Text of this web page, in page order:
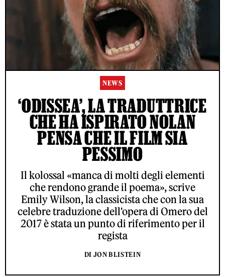
NEWS
‘ODISSEA’, LA TRADUTTRICE
CHE HA ISPIRATO NOLAN
PENSA CHE IL FILM SIA
PESSIMO
Il kolossal «manca di molti degli elementi
che rendono grande il poema», scrive
Emily Wilson, la classicista che con la sua
celebre traduzione dell'opera di Omero del
2017 è stata un punto di riferimento per il
regista
DI JON BLISTEIN